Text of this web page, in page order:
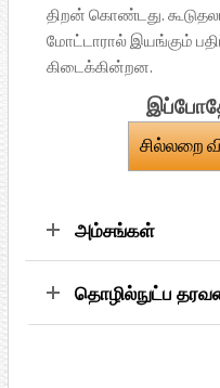
திறன் கொண்டது.
மோட்டாரால் இயங்கும்
கிடைக்கின்றன.
சில்லறை
அம்சங்கள்
தொழில்நுட்ப